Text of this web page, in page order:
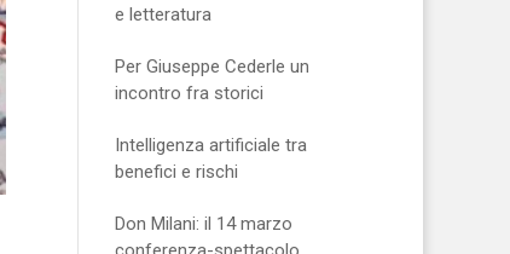
e letteratura
Per Giuseppe Cederle un
incontro fra storici
Intelligenza artificiale tra
benefici e rischi
Don Milani: il 14 marzo